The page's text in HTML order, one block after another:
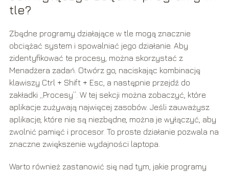
tle?
Zbędne programy działające w tle mogą znacznie
obciążać system i spowalniać jego działanie. Aby
zidentyfikować te procesy, można skorzystać z
Menadżera zadań. Otwórz go, naciskając kombinację
klawiszy Ctrl + Shift + Esc, a następnie przejdź do
zakładki „Procesy”. W tej sekcji można zobaczyć, które
aplikacje zużywają najwięcej zasobów. Jeśli zauważysz
aplikacje, które nie są niezbędne, można je wyłączyć, aby
zwolnić pamięć i procesor. To proste działanie pozwala na
znaczne zwiększenie wydajności laptopa.
Warto również zastanowić się nad tym, jakie programy